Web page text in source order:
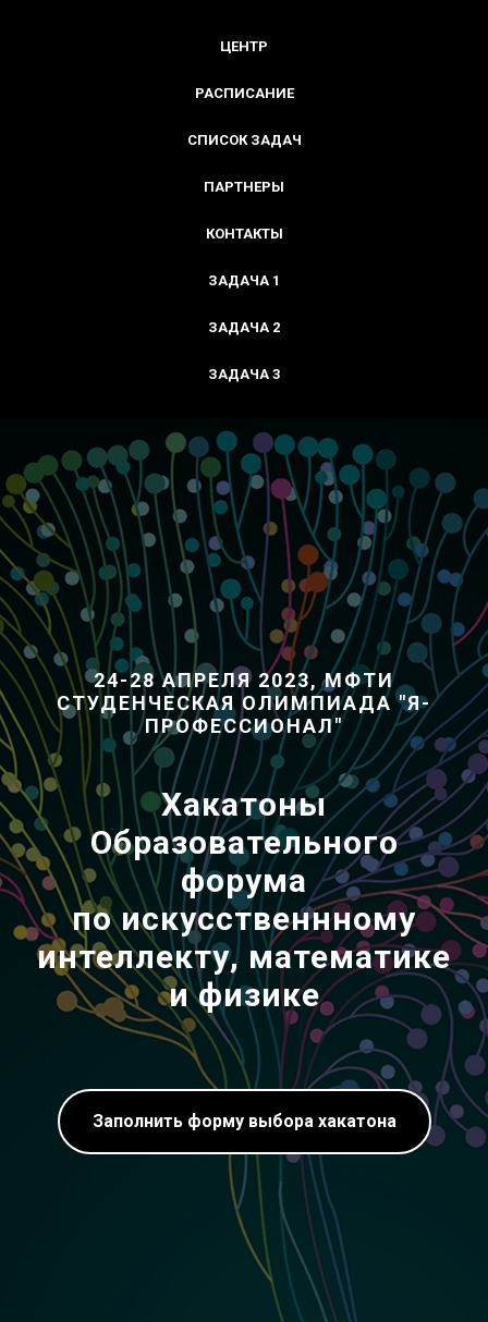
ЦЕНТР
РАСПИСАНИЕ
СПИСОК ЗАДАЧ
ПАРТНЕРЫ
КОНТАКТЫ
ЗАДАЧА 1
ЗАДАЧА 2
ЗАДАЧА 3
24-28 АПРЕЛЯ 2023, МФТИ
СТУДЕНЧЕСКАЯ ОЛИМПИАДА "Я-
ПРОФЕССИОНАЛ"
Хакатоны
Образовательного
форума
поискусственнному
интеллекту, математике
и физике
Заполнить форму выбора хакатона